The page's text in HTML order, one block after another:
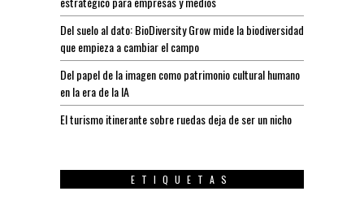
Del suelo al dato: BioDiversity Grow mide la biodiversidad
que empieza a cambiar el campo
Del papel de la imagen como patrimonio cultural humano
en la era de la IA
El turismo itinerante sobre ruedas deja de ser un nicho
ETIQUETAS